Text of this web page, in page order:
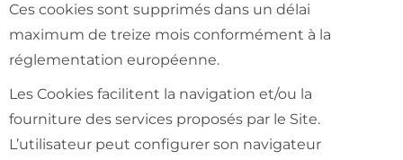
Ces cookies sont supprimés dans un délai
maximum de treize mois conformément à la
réglementation européenne.
Les Cookies facilitent la navigation et/ou la
fourniture des services proposés par le Site.
L’utilisateur peut configurer son navigateur